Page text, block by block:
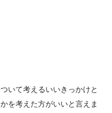
いて考えるいいきっかけと
を考えた方がいいと言えま